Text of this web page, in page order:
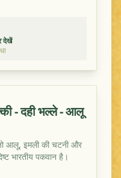
देखें
- दही भल्ले - आलू
आलू, इमली की चटनी और
भारतीय पकवान है।